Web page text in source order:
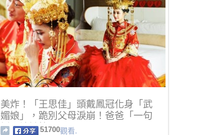
美炸！「王思佳」頭戴鳳冠化身「武
媚娘」，跪別父母淚崩！爸爸「一句
話」讓她笑了...
51700觀看.